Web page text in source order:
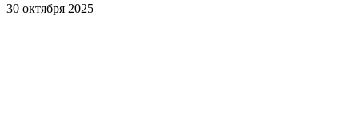
30 октября 2025